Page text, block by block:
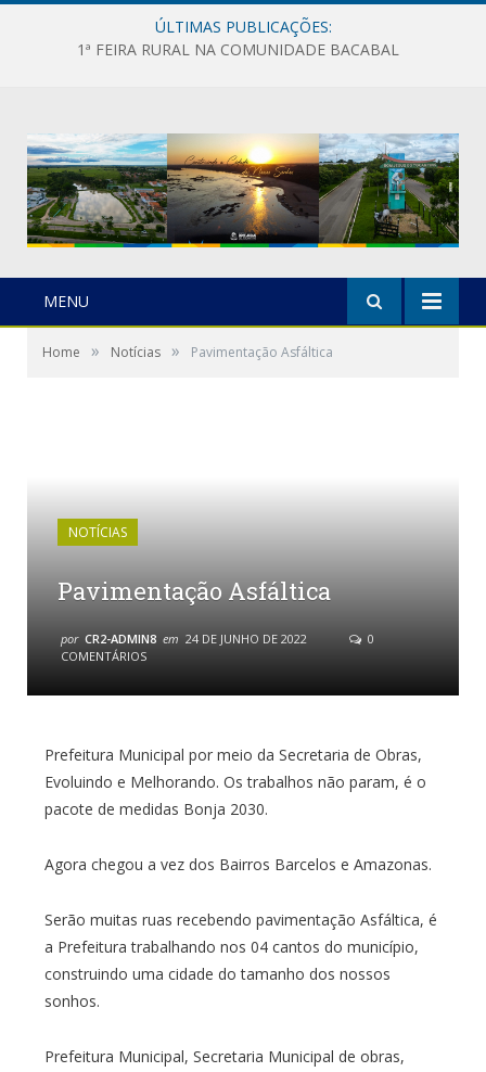
ÚLTIMAS PUBLICAÇÕES:
1ª FEIRA RURAL NA COMUNIDADE BACABAL
MENU
Home » Notícias » Pavimentação Asfáltica
NOTÍCIAS
Pavimentação Asfáltica
por CR2-ADMIN8 em 24 DE JUNHO DE 2022
0
COMENTÁRIOS
Prefeitura Municipal por meio da Secretaria de Obras,
Evoluindo e Melhorando. Os trabalhos não param, é o
pacote de medidas Bonja 2030.
Agora chegou a vez dos Bairros Barcelos e Amazonas.
Serão muitas ruas recebendo pavimentação Asfáltica, é
a Prefeitura trabalhando nos 04 cantos do município,
construindo uma cidade do tamanho dos nossos
sonhos.
Prefeitura Municipal, Secretaria Municipal de obras,